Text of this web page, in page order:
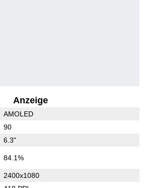
Anzeige
AMOLED
90
6.3"
84.1%
2400x1080